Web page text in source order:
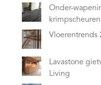
Onder-
krimpscheuren
Vloerentrends
Lavastone
Living